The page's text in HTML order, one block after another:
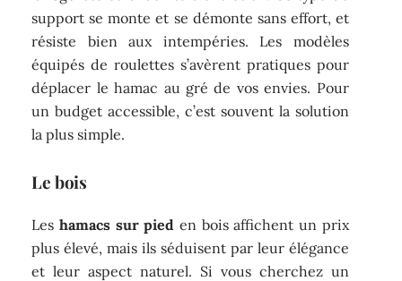
support se monte et se démonte sans effort, et
résiste bien aux intempéries. Les modèles
équipés de roulettes s’avèrent pratiques pour
déplacer le hamac au gré de vos envies. Pour
un budget accessible, c’est souvent la solution
la plus simple.
Le bois
Leshamacs sur pied en bois affichent un prix
plus élevé, mais ils séduisent par leur élégance
et leur aspect naturel. Si vous cherchez un